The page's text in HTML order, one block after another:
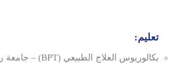
تعليم:
بكالوريوس العلاج الطبيعي (BPT) – جامعة راجيف غاندي للعلوم الصحية - الهند